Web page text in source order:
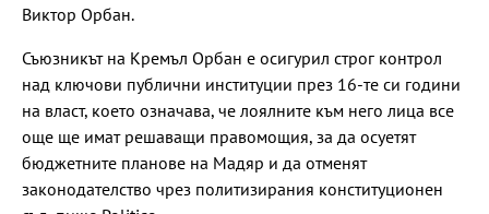
Виктор Орбан.
Съюзникът на Кремъл Орбан е осигурил строг контрол
над ключови публични институции през 16-те си години
на власт, което означава, че лоялните към него лица все
още ще имат решаващи правомощия, за да осуетят
бюджетните планове на Мадяр и да отменят
законодателство чрез политизирания конституционен